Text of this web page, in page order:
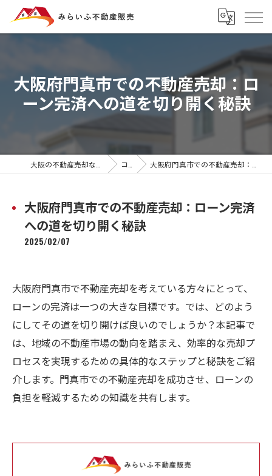
大阪府門真市での不動産売却：ロ
ーン完済への道を切り開く秘訣
コラム 大阪府門真市での不動産売却：ローン完済への道を切り開く秘訣
大阪府門真市での不動産売却：ローン完済
への道を切り開く秘訣
2025/02/07
大阪府門真市で不動産売却を考えている方々にとって、
ローンの完済は一つの大きな目標です。では、どのよう
にしてその道を切り開けば良いのでしょうか？本記事で
は、地域の不動産市場の動向を踏まえ、効率的な売却プ
ロセスを実現するための具体的なステップと秘訣をご紹
介します。門真市での不動産売却を成功させ、ローンの
負担を軽減するための知識を共有します。